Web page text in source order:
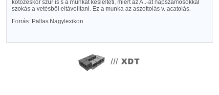
kötözéskor szúr is s a munkát késlelteti, miért az A..-at napszámosokkal
szokás a vetésből eltávolítani. Ez a munka az aszottolás v. acatolás.
Forrás: Pallas Nagylexikon